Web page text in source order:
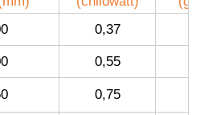
0,37
0,55
0,75